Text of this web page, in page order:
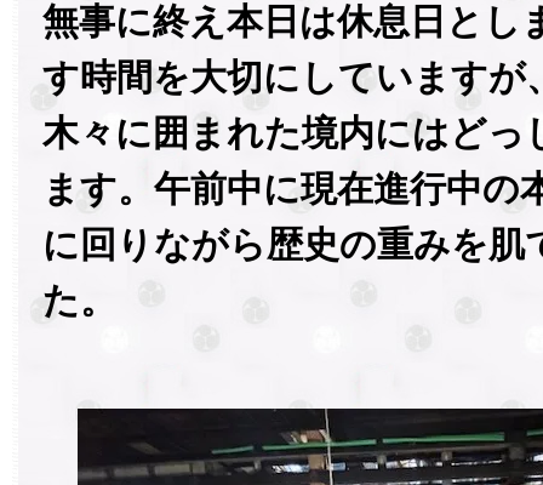
無事に終え本日は休息日とし
す時間を大切にしていますが
木々に囲まれた境内にはどっ
ます。午前中に現在進行中の
に回りながら歴史の重みを肌
た。